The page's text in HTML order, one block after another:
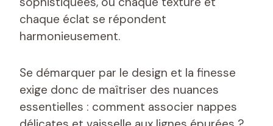
chaque éclat se répondent
harmonieusement.
Se démarquer par le design et la finesse
exige donc de maîtriser des nuances
essentielles : comment associer nappes